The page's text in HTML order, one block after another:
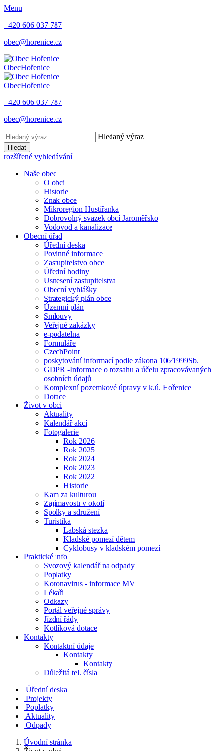
Menu
+420 606 037 787
obec@horenice.cz
ObecHořenice
ObecHořenice
+420 606 037 787
obec@horenice.cz
Hledaný výraz
Hledat
rozšířené vyhledávání
Naše obec
O obci
Historie
Znak obce
Mikroregion Hustířanka
Dobrovolný svazek obcí Jaroměřsko
Vodovod a kanalizace
Obecní úřad
Úřední deska
Povinné informace
Zastupitelstvo obce
Úřední hodiny
Usnesení zastupitelstva
Obecní vyhlášky
Strategický plán obce
Územní plán
Smlouvy
Veřejné zakázky
e-podatelna
Formuláře
CzechPoint
poskytování informací podle zákona 106⁄1999Sb.
GDPR -Informace o rozsahu a účelu zpracovávaných
osobních údajů
Komplexní pozemkové úpravy v k.ú. Hořenice
Dotace
Život v obci
Aktuality
Kalendář akcí
Fotogalerie
Rok 2026
Rok 2025
Rok 2024
Rok 2023
Rok 2022
Historie
Kam za kulturou
Zajímavosti v okolí
Spolky a sdružení
Turistika
Labská stezka
Kladské pomezí dětem
Cyklobusy v kladském pomezí
Praktické info
Svozový kalendář na odpady
Poplatky
Koronavirus - informace MV
Lékaři
Odkazy
Portál veřejné správy
Jízdní řády
Kotlíková dotace
Kontakty
Kontaktní údaje
Kontakty
Kontakty
Důležitá tel. čísla
Úřední deska
Projekty
Poplatky
Aktuality
Odpady
Úvodní stránka